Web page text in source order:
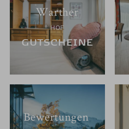
Warther
HOF
GUTSCHEINE
Bewertungen